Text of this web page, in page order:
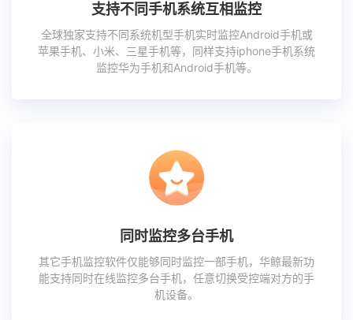
支持不同手机系统互相监控
全球独家支持不同系统机型手机实时监控Android手机或
苹果手机、小米、三星手机等，同样支持iphone手机系统
监控华为手机和Android手机等。
同时监控多台手机
其它手机监控软件仅能够同时监控一部手机，华鲸最新功
能支持同时在线监控多台手机，任意切换受控端对方的手
机设备。